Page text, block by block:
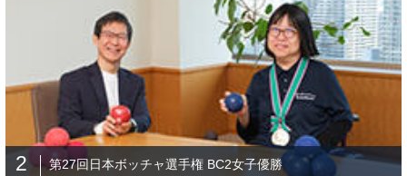
2 第27回日本ボッチャ選手権 BC2女子優勝